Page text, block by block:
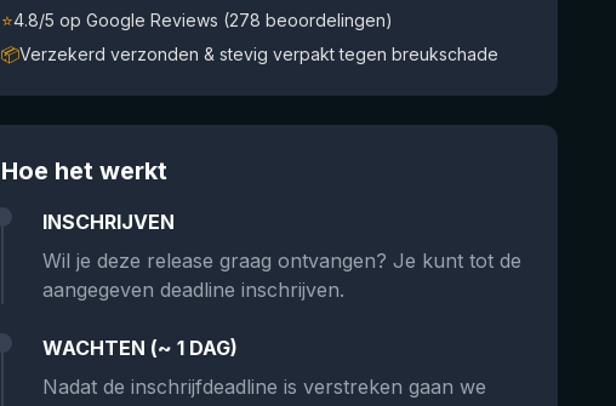
⭐4.8/5 op Google Reviews (278 beoordelingen)
📦Verzekerd verzonden & stevig verpakt tegen breukschade
Hoe het werkt
INSCHRIJVEN
Wil je deze release graag ontvangen? Je kunt tot de
aangegeven deadline inschrijven.
WACHTEN (~ 1 DAG)
Nadat de inschrijfdeadline is verstreken gaan we